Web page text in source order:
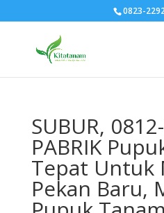
0823-
SUBUR,
PABRIK
Tepat Untuk
Pekan Baru,